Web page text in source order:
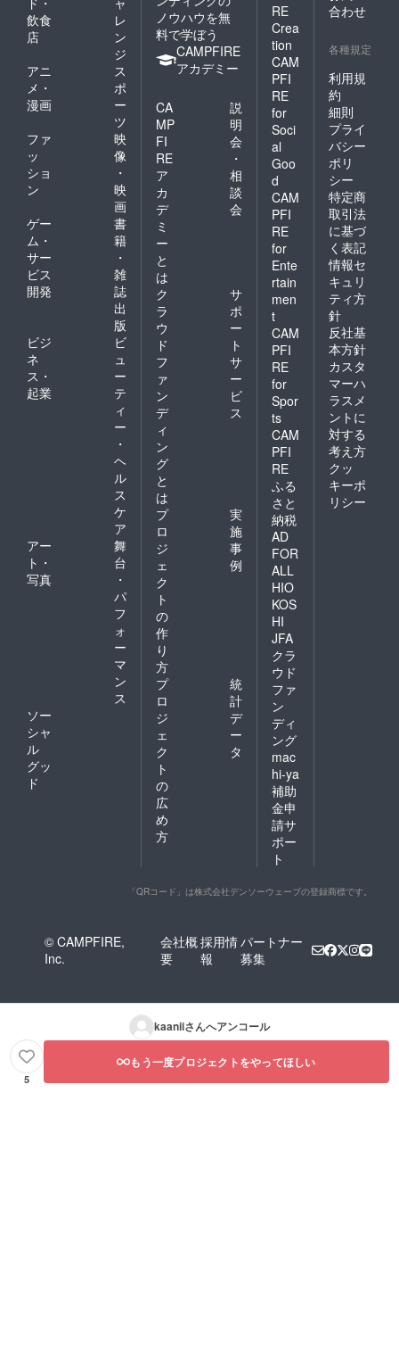
飲食
店
レ
ン
ジ
アニ
メ・
漫画
ス
ポ
ー
ツ
ファ
ッ
ショ
ン
映
像
・
映
画
ゲー
ム・
サー
ビス
開発
書
籍
・
雑
誌
出
版
ビジ
ネ
ス・
起業
ビ
ュ
ー
テ
ィ
ー
・
ヘ
ル
ス
ケ
ア
アー
ト・
写真
舞
台
・
パ
フ
ォ
ー
マ
ン
ス
ソー
シャ
ル
グッ
ド
ノウハウを無
料で学ぼう
CAMPFIRE
アカデミー
CA
MP
FI
RE
ア
カ
デ
ミ
ー
と
は
説
明
会
・
相
談
会
ク
ラ
ウ
ド
フ
ァ
ン
デ
ィ
ン
グ
と
は
サ
ポ
ー
ト
サ
ー
ビ
ス
プ
ロ
ジ
ェ
ク
ト
の
作
り
方
実
施
事
例
プ
ロ
ジ
ェ
ク
ト
の
広
め
方
統
計
デ
ー
タ
RE
Crea
tion
CAM
PFI
RE
for
Soci
al
Goo
d
CAM
PFI
RE
for
Ente
rtain
men
t
CAM
PFI
RE
for
Spor
ts
CAM
PFI
RE
ふる
さと
納税
AD
FOR
ALL
HIO
KOS
HI
JFA
クラ
ウド
ファ
ン
ディ
ング
mac
hi-ya
補助
金申
請サ
ポー
ト
合わせ
各種規定
利用規
約
細則
プライ
バシー
ポリ
シー
特定商
取引法
に基づ
く表記
情報セ
キュリ
ティ方
針
反社基
本方針
カスタ
マーハ
ラスメ
ントに
対する
考え方
クッ
キーポ
リシー
「QRコード」は株式会社デンソーウェーブの登録商標です。
© CAMPFIRE,
Inc.
会社概
要
採用情
報
パートナー
募集
kaaniiさんへアンコール
5
もう一度プロジェクトをやってほしい